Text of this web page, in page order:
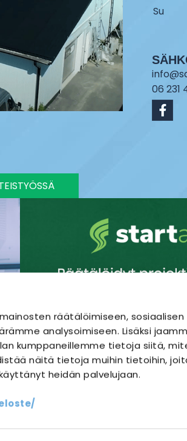
räätälöimiseen, sosiaalisen
analysoimiseen. Lisäksi
kumppaneillemme tietoja siitä,
näitä tietoja muihin tietoihin,
heidän palvelujaan.
Su
06 231
SÄHKÖSUUNNITTELU